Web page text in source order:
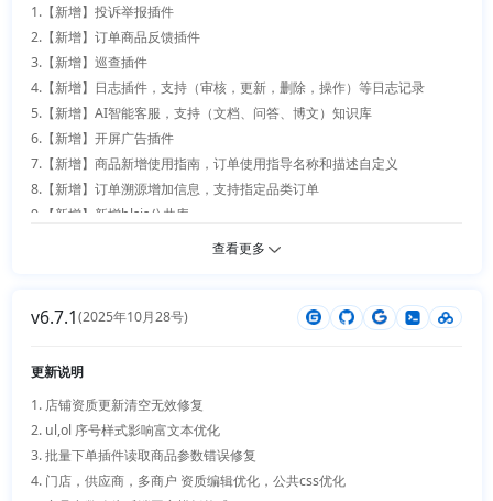
15.【优化】商品管理模块：修正规格售价错误、商品导航BUG；商品列
表、详情页新增数据缓存；后台可开关商品及分类启用状态；优化商品二
维码访问路径；优化商品Excel导入logo展示效果
16.【优化】扫码收款插件：支持多门店、多商户资金结算；优化收款名称
展示，适配主题切换，优化收款二维码展示效果
17.【优化】支付插件：银联、通联分账隐藏后台商户新增页面入口；文件
上传自动过滤临时文件，新增支付文件上传、下载管理能力
18.【优化】发票插件：订单详情页新增发票入口，支持下单立即开票；扩
充开票适用业务范围；修复PC端扫码支付选项失效问题，发票页面展示对
20.【优化】搜索排行榜：新增自定义钩子接口，完美兼容分身插件运行
复无数据加载报错；表单适配多门店数据读取逻辑
23.【优化】订单管理功能：支持单个订单转移操作，优化转移按钮显示判
断；应用商店支持账户订单整体转移
24.【优化】多商户体系：修复商户认证校验、用户信息接口传参、礼品
卡、运费设置插件等多商户适配BUG
件）
16.【新增】积分商城搜索页，首页增加更多入口
17.【新增】签到插件支持权限控制、奖励余额
18.【新增】敏感数据脱敏
19.【新增】商城及各插件后台待处理 / 待办提醒
20.【新增】后台右上角用户审核提醒
21.【新增】Cookie、Session 过期时间配置
22.【新增】钱包插件支持积分兑换余额、手机端
24.【新增】订单商品表单支持手机端
27.【新增】多商户 / 多门店 / 供应商相关 API 与首页环比统计
29.【新增】通联支付支付宝 App 支付
30.【优化】进销存经营看板、首页统计及热销产品统计
31.【优化】多商户、多门店、公共在线客服 / 右侧导航调用客服插件方式
（未安装或未启用不报错）
32.【优化】多商户、多门店、后台首页统计环比数据
1.【新增】投诉举报插件
2.【新增】订单商品反馈插件
3.【新增】巡查插件
4.【新增】日志插件，支持（审核，更新，删除，操作）等日志记录
5.【新增】AI智能客服，支持（文档、问答、博文）知识库
6.【新增】开屏广告插件
7.【新增】商品新增使用指南，订单使用指导名称和描述自定义
8.【新增】订单溯源增加信息，支持指定品类订单
9.【新增】新增hlsjs公共库
13.【优化】商品基础字段配置对应品类是否必填配置
15.【优化】商店信息支持平台客户端和客服信息配置
17.【优化】订单导出打印插件支持自定义多模板并支持多商户
18.【优化】多商户支持订单售后沟通、新增发货仓库、资质和经营类目增
强、支持过期审核复审、商品风控、商家新手引导等等...
19.【优化】进销存基准数更新优化，订单售后退款优化
查看更多
v6.7.1(2025年10月28号)
更新说明
1. 店铺资质更新清空无效修复
2. ul,ol 序号样式影响富文本优化
3. 批量下单插件读取商品参数错误修复
4. 门店，供应商，多商户 资质编辑优化，公共css优化